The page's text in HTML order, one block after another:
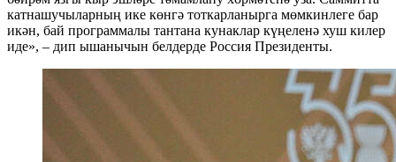
катнашучыларның ике көнгә тоткарланырга мөмкинлеге бар
икән, бай программалы тантана кунаклар күңеленә хуш килер
иде», – дип ышанычын белдерде Россия Президенты.